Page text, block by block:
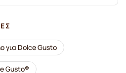
για Dolce Gusto
Gusto®